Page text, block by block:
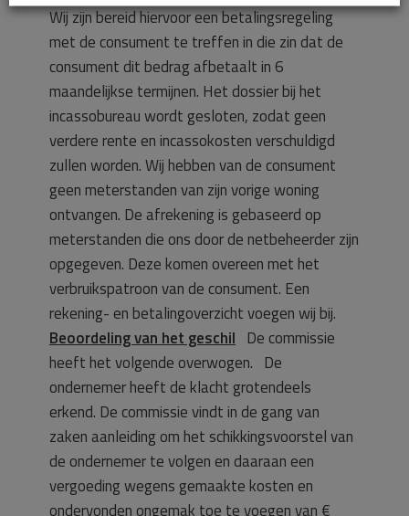
Wij zijn bereid hiervoor een betalingsregeling
met de consument te treffen in die zin dat de
consument dit bedrag afbetaalt in 6
maandelijkse termijnen. Het dossier bij het
incassobureau wordt gesloten, zodat geen
verdere rente en incassokosten verschuldigd
zullen worden. Wij hebben van de consument
geen meterstanden van zijn vorige woning
ontvangen. De afrekening is gebaseerd op
meterstanden die ons door de netbeheerder zijn
opgegeven. Deze komen overeen met het
verbruikspatroon van de consument. Een
rekening- en betalingoverzicht voegen wij bij.
Beoordeling van het geschil De commissie
heeft het volgende overwogen. De
ondernemer heeft de klacht grotendeels
erkend. De commissie vindt in de gang van
zaken aanleiding om het schikkingsvoorstel van
de ondernemer te volgen en daaraan een
vergoeding wegens gemaakte kosten en
ondervonden ongemak toe te voegen van €